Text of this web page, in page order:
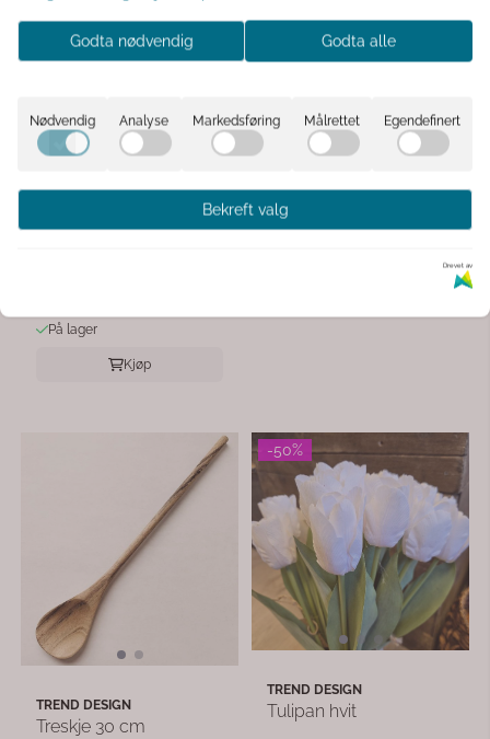
På lager
Kjøp
TREND DESIGN
Treklype
99,-
TREND DESIGN
Treskje 30 cm
-50%
TREND DESIGN
Tulipan hvit
Godta nødvendig Godta alle
Nødvendig Analyse Markedsføring Målrettet Egendefinert
Bekreft valg
Drevet av